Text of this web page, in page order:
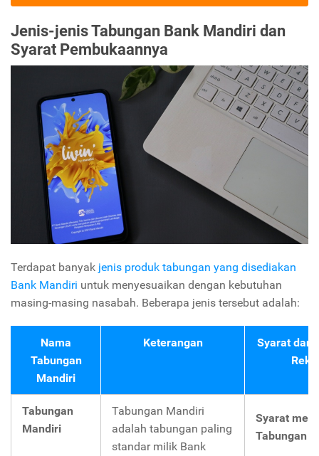
Jenis-jenis Tabungan Bank Mandiri dan
Syarat Pembukaannya
Terdapat banyak jenis produk tabungan yang disediakan
Bank Mandiri untuk menyesuaikan dengan kebutuhan
masing-masing nasabah. Beberapa jenis tersebut adalah:
Nama
Tabungan
Mandiri
Keterangan
Syarat dan
Tabungan
Mandiri
Tabungan Mandiri
adalah tabungan paling
standar milik Bank
Syarat
Tabungan